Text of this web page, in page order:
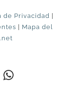
de Privacidad
Mapa del